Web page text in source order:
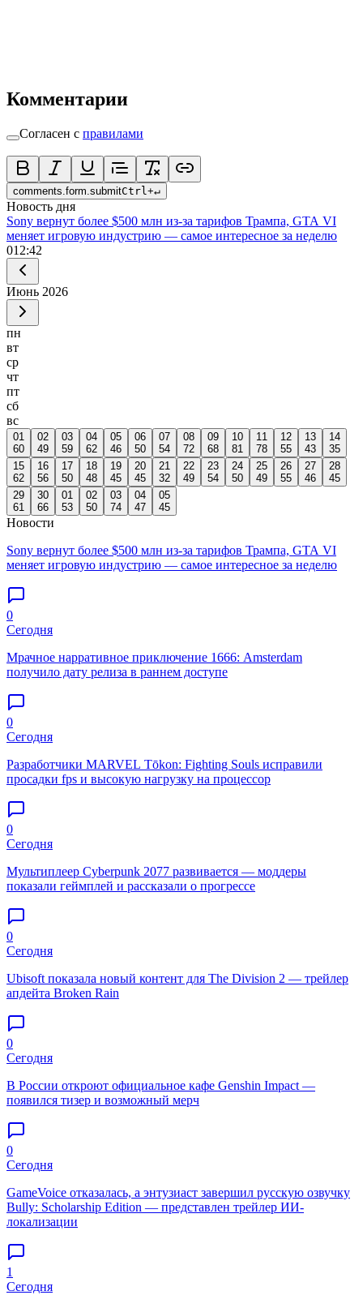
Комментарии
Согласен с правилами
comments.form.submitCtrl +↵
Новость дня
Sony вернут более $500 млн из-за тарифов Трампа, GTA VI
меняет игровую индустрию — самое интересное за неделю
012:42
Июнь 2026
пн
вт
ср
чт
пт
сб
вс
01
60
02
49
03
59
04
62
05
46
06
50
07
54
08
72
09
68
10
81
11
78
12
55
13
43
14
35
15
62
16
56
17
50
18
48
19
45
20
45
21
32
22
49
23
54
24
50
25
49
26
55
27
46
28
45
29
61
30
66
01
53
02
50
03
74
04
47
05
45
Новости
Sony вернут более $500 млн из-за тарифов Трампа, GTA VI
меняет игровую индустрию — самое интересное за неделю
0
Сегодня
Мрачное нарративное приключение 1666: Amsterdam
получило дату релиза в раннем доступе
0
Сегодня
Разработчики MARVEL Tōkon: Fighting Souls исправили
просадки fps и высокую нагрузку на процессор
0
Сегодня
Мультиплеер Cyberpunk 2077 развивается — моддеры
показали геймплей и рассказали о прогрессе
0
Сегодня
Ubisoft показала новый контент для The Division 2 — трейлер
апдейта Broken Rain
0
Сегодня
В России откроют официальное кафе Genshin Impact —
появился тизер и возможный мерч
0
Сегодня
GameVoice отказалась, а энтузиаст завершил русскую озвучку
Bully: Scholarship Edition — представлен трейлер ИИ-
локализации
1
Сегодня